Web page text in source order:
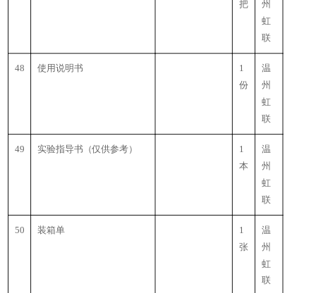
把
州
虹
联
48 使用说明书
1
份
温
州
虹
联
49 实验指导书（仅供参考）
1
本
温
州
虹
联
50 装箱单 1
张
温
州
虹
联